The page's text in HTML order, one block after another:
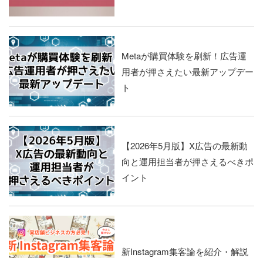
Metaが購買体験を刷新！広告運
用者が押さえたい最新アップデー
ト
【2026年5月版】X広告の最新動
向と運用担当者が押さえるべきポ
イント
新Instagram集客論を紹介・解説